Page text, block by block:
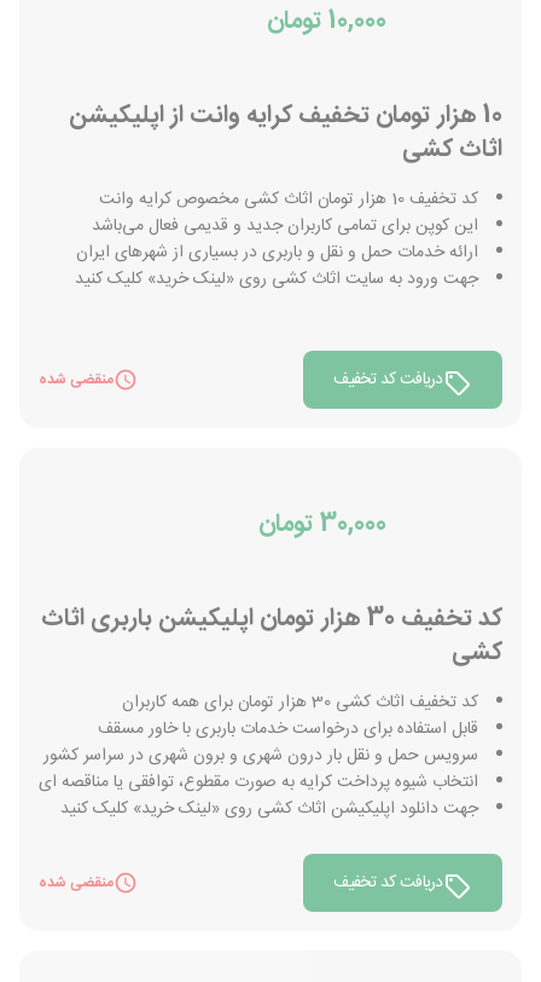
10,000 تومان
10 هزار تومان تخفیف کرایه وانت از اپلیکیشن
اثاث کشی
کد تخفیف 10 هزار تومان اثاث کشی مخصوص کرایه وانت
این کوپن برای تمامی کاربران جدید و قدیمی فعال می‌باشد
ارائه خدمات حمل و نقل و باربری در بسیاری از شهرهای ایران
جهت ورود به سایت اثاث کشی روی «لینک خرید» کلیک کنید
دریافت کد تخفیف منقضی شده
30,000 تومان
کد تخفیف 30 هزار تومان اپلیکیشن باربری اثاث
کشی
کد تخفیف اثاث کشی 30 هزار تومان برای همه کاربران
قابل استفاده برای درخواست خدمات باربری با خاور مسقف
سرویس حمل و نقل بار درون شهری و برون شهری در سراسر کشور
انتخاب شیوه پرداخت کرایه به صورت مقطوع، توافقی یا مناقصه ای
جهت دانلود اپلیکیشن اثاث کشی روی «لینک خرید» کلیک کنید
دریافت کد تخفیف منقضی شده